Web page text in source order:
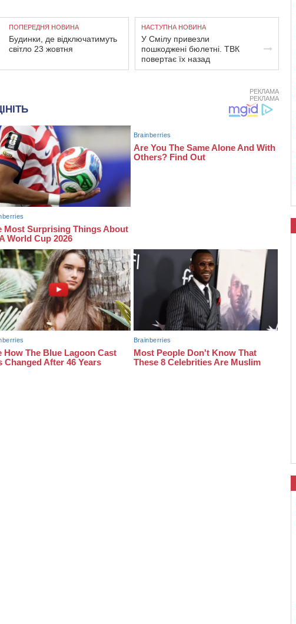
ПОПЕРЕДНЯ НОВИНА
Будинки, де відключатимуть
світло 23 жовтня
НАСТУПНА НОВИНА
У Смілу привезли
пошкоджені бюлетні. ТВК
повертає їх назад
РЕКЛАМА
РЕКЛАМА